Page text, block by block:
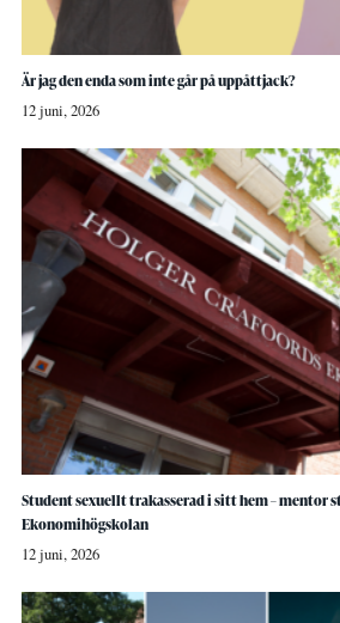
Är jag den enda som inte går på uppåttjack?
12 juni, 2026
Student sexuellt trakasserad i sitt hem – mentor
Ekonomihögskolan
12 juni, 2026